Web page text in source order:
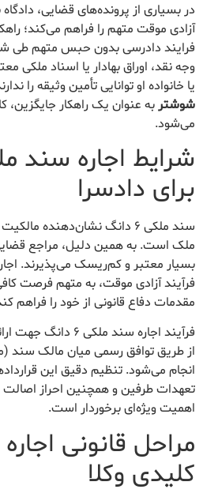
در بسیاری از پرونده‌های قضایی، دادگاه
آزادی موقت متهم را فراهم می‌کند؛
فرایند دادرسی بدون حبس متهم طی
وجه نقد، اوراق بهادار یا اسناد ملکی
یا خانواده او توانایی تأمین وثیقه را
شوشتربه عنوان یک راهکار جایگزین،
می‌شود.
برای دادسرا
سند ملکی ۶ دانگ نشان‌دهنده
ملک است. به همین دلیل، مراجع
بسیار معتبر و کم‌ریسک می‌پذیرند.
فرآیند آزادی موقت، به متهم فرصت
مقدمات دفاع قانونی از خود را فراهم
فرآیند اجاره سند
از طریق توافق رسمی میان مالک سند
انجام می‌شود. تنظیم دقیق این
تعهدات طرفین و همچنین احراز
اهمیت ویژه‌ای برخوردار است.
مراحل قانونی
کلیدی وکلا